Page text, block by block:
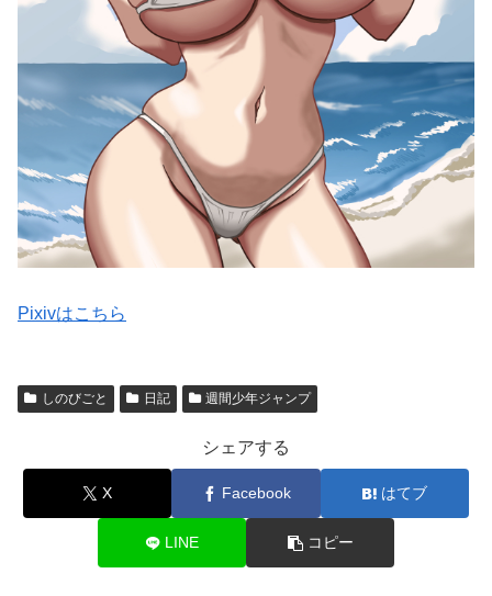
Pixivはこちら
しのびごと 日記 週間少年ジャンプ
シェアする
X Facebook はてブ
LINE コピー